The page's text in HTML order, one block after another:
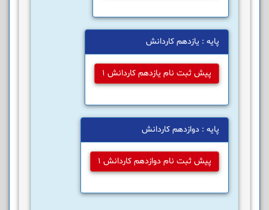
پایه : یازدهم کاردانش
پیش ثبت نام یازدهم کاردانش 1
پایه : دوازدهم کاردانش
پیش ثبت نام دوازدهم کاردانش 1